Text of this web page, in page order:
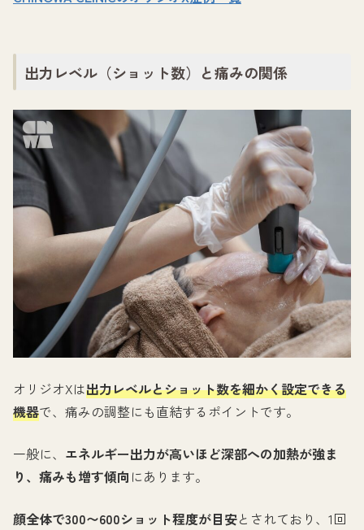
出力レベル（ショット数）と痛みの関係
オリジオXは出力レベルとショット数を細かく設定できる
機器で、痛みの調整にも直結するポイントです。
一般に、 エネルギー出力が高いほど深部への加熱が強ま
り、痛みも増す傾向 にあります。
顔全体で300〜600ショット程度が目安とされており、1回